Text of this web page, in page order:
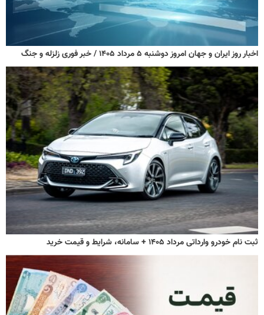
اخبار روز ایران و جهان امروز دوشنبه ۵ مرداد ۱۴۰۵ / خبر فوری زلزله و جنگ
ثبت نام خودرو وارداتی مرداد ۱۴۰۵ + سامانه، شرایط و قیمت خرید